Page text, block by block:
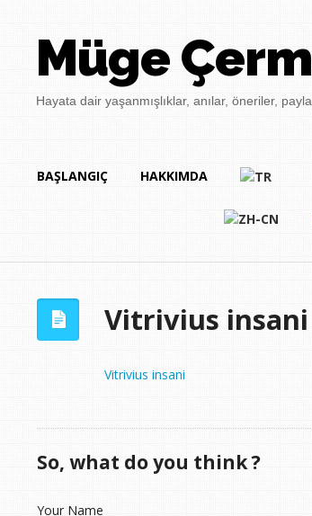
Müge
Hayata dair yaşanmışlıklar, anılar, öneriler,
BAŞLANGIÇ HAKKIMDA
Vitrivius insani
Vitrivius insani
So, what do you think ?
Your Name